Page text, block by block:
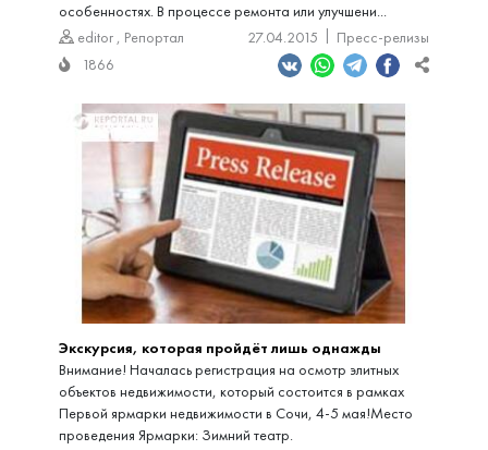
особенностях. В процессе ремонта или улучшени...
editor , Репортал 27.04.2015
Пресс-релизы
1866
Экскурсия, которая пройдёт лишь однажды
Внимание! Началась регистрация на осмотр элитных
объектов недвижимости, который состоится в рамках
Первой ярмарки недвижимости в Сочи, 4-5 мая!Место
проведения Ярмарки: Зимний театр.